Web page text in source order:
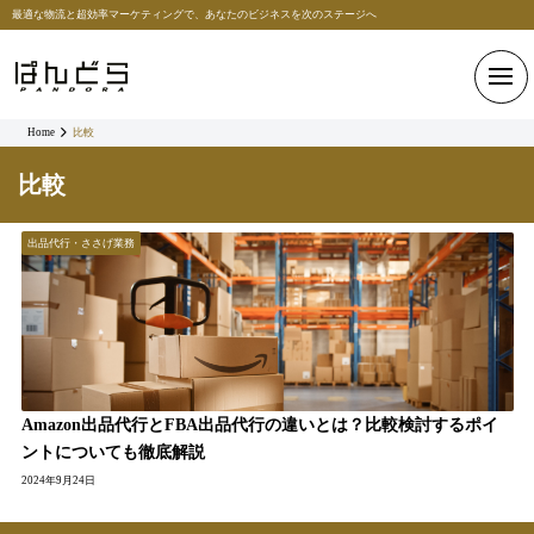
最適な物流と超効率マーケティングで、あなたのビジネスを次のステージへ
Home 比較
比較
Amazon出品代行とFBA出品代行の違いとは？比較検討するポイ
ントについても徹底解説
2024年9月24日
出品代行・ささげ業務